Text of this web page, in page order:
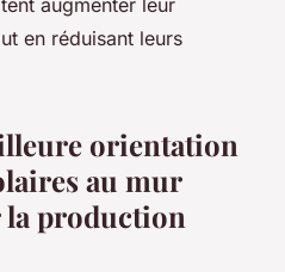
en réduisant leurs
orientation
au mur
production